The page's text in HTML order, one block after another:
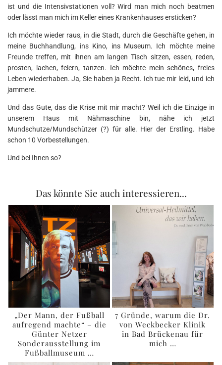
ist und die Intensivstationen voll? Wird man mich noch beatmen
oder lässt man mich im Keller eines Krankenhauses ersticken?
Ich möchte wieder raus, in die Stadt, durch die Geschäfte gehen, in
meine Buchhandlung, ins Kino, ins Museum. Ich möchte meine
Freunde treffen, mit ihnen am langen Tisch sitzen, essen, reden,
prosten, lachen, feiern, tanzen. Ich möchte mein schönes, freies
Leben wiederhaben. Ja, Sie haben ja Recht. Ich tue mir leid, und ich
jammere.
Und das Gute, das die Krise mit mir macht? Weil ich die Einzige in
unserem Haus mit Nähmaschine bin, nähe ich jetzt
Mundschutze/Mundschützer (?) für alle. Hier der Erstling. Habe
schon 10 Vorbestellungen.
Und bei Ihnen so?
Das könnte Sie auch interessieren...
„Der Mann, der Fußball
aufregend machte“ – die
Günter Netzer
Sonderausstellung im
Fußballmuseum …
7 Gründe, warum die Dr.
von Weckbecker Klinik
in Bad Brückenau für
mich …